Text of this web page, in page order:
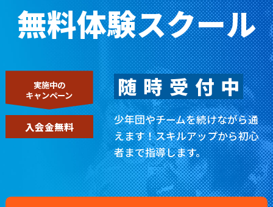
実施中の
キャンペーン
入会金無料
無料体験スクール
随 時 受 付 中
少年団やチームを続けながら通
えます！スキルアップから初心
者まで指導します。